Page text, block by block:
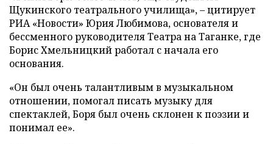
Щукинского театрального училища», – цитирует
РИА «Новости» Юрия Любимова, основателя и
бессменного руководителя Театра на Таганке, где
Борис Хмельницкий работал с начала его
основания.
«Он был очень талантливым в музыкальном
отношении, помогал писать музыку для
спектаклей, Боря был очень склонен к поэзии и
понимал ее».